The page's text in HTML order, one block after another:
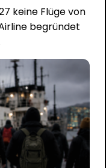
keine Flüge von
begründet